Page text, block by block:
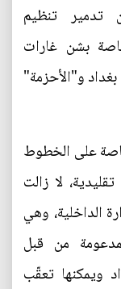
تدمير تنظيم
بشن غارات
و"الأحزمة"
على الخطوط
لا زالت
الداخلية، وهي
من قبل
ويمكنها تعقّب